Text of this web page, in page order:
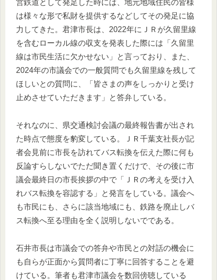
営鉄道として発足した時には、地元地域住民の皆様
は様々な形で私財を提供するなどしてその発足に協
力してきた。君津市長は、2022年にＪＲが久留里線
を含むローカル線の収支を発表した際には「久留里
線は市民生活に欠かせない」と言っており、また、
2024年の市議会での一般質問でも久留里線を残して
ほしいとの質問に、「皆さまの声をしっかりと受け
止めさせていただきます」と答弁している。
それなのに、県交通検討会議の最終報告書が出され
た時点で態度を豹変している。ＪＲ千葉支社長が記
者会見前に市長を訪れてバス転換を伝えた際に何も
反論すらしないでただ聞き置くだけで、その後に市
議会最終日の市長挨拶の中で「ＪＲの考えを受け入
れバス転換を容認する」と発言をしている。議会へ
も市民にも、さらに該当地域にも、鉄路を廃止しバ
ス転換へ至る理由を全く説明しないでである。
石井市長は市議会での答弁や市民との対話の機会に
も自らが正面から質問者に丁寧に回答することを避
けている。筆者も君津市議会を数回傍聴している